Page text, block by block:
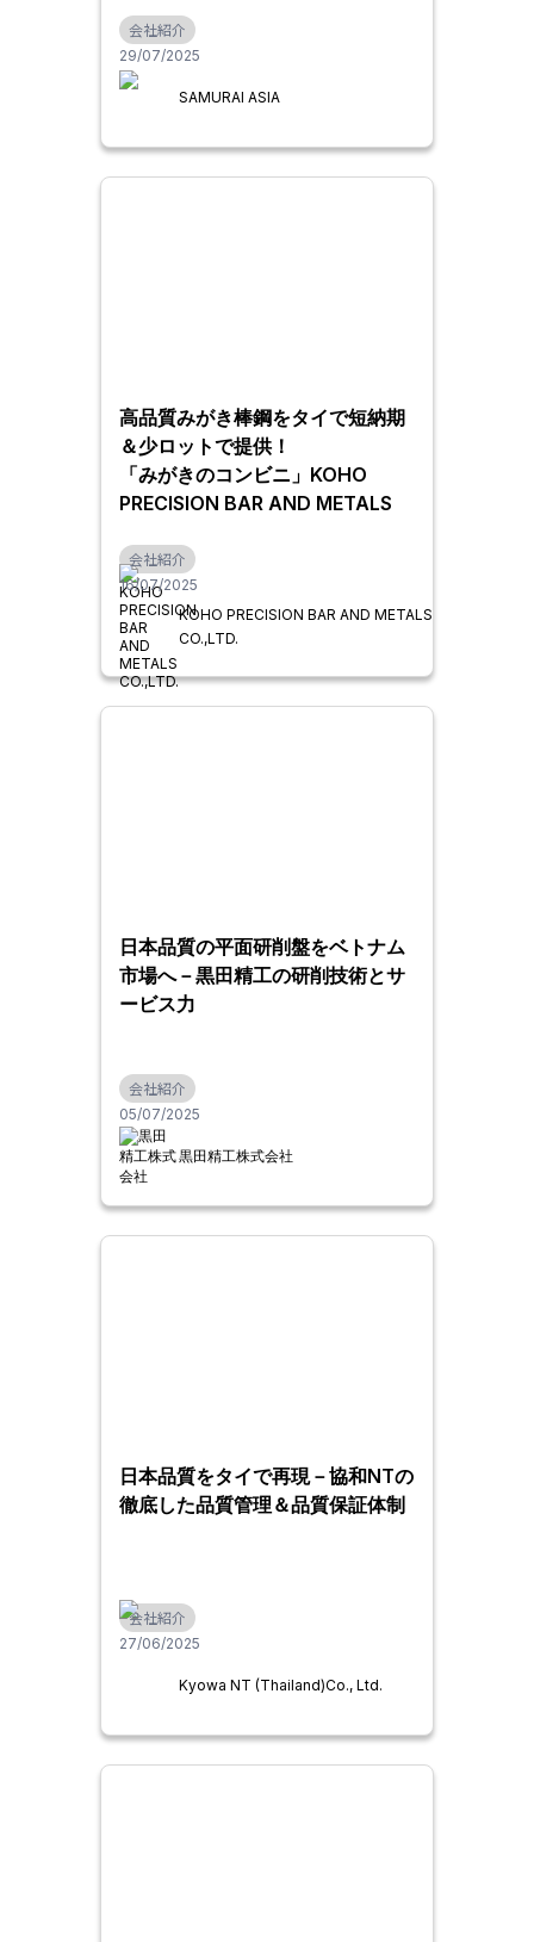
会社紹介
29/07/2025
SAMURAI ASIA
高品質みがき棒鋼をタイで短納期
＆少ロットで提供！
「みがきのコンビニ」KOHO
PRECISION BAR AND METALS
会社紹介
16/07/2025
KOHO PRECISION BAR AND METALS
CO.,LTD.
日本品質の平面研削盤をベトナム
市場へ－黒田精工の研削技術とサ
ービス力
会社紹介
05/07/2025
黒田精工株式会社
日本品質をタイで再現－協和NTの
徹底した品質管理＆品質保証体制
会社紹介
27/06/2025
Kyowa NT (Thailand)Co., Ltd.